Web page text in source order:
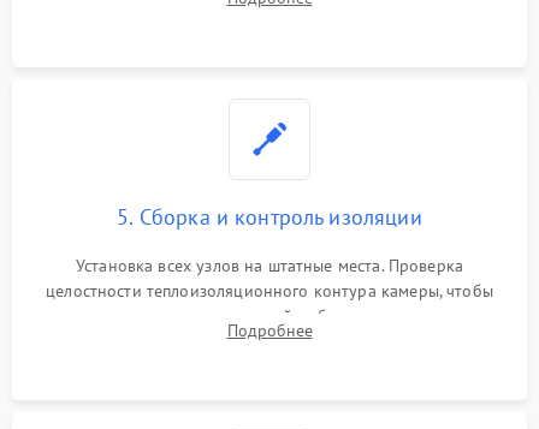
выгоревших реле, восстановление контактов и замена
5. Сборка и контроль изоляции
Установка всех узлов на штатные места. Проверка
целостности теплоизоляционного контура камеры, чтобы
исключить перегрев кухонной мебели и потерю тепла.
Надежная фиксация клемм и сборка корпуса шкафа.
Подробнее